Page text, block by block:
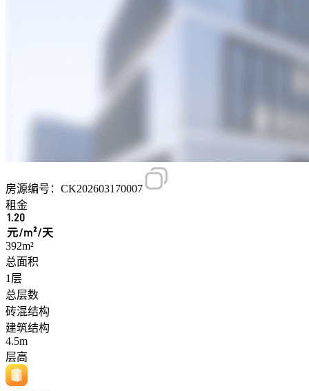
房源编号：CK202603170007
租金
1.20
元/m²/天
392m²
总面积
1层
总层数
砖混结构
建筑结构
4.5m
层高